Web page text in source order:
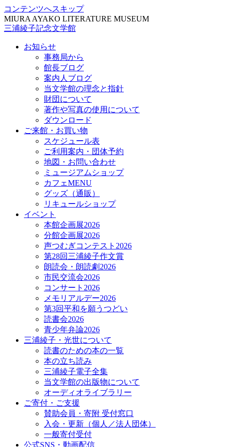
コンテンツへスキップ
MIURA AYAKO LITERATURE MUSEUM
三浦綾子記念文学館
お知らせ
事務局から
館長ブログ
案内人ブログ
当文学館の理念と指針
財団について
著作や写真の使用について
ダウンロード
ご来館・お買い物
スケジュール表
ご利用案内・団体予約
地図・お問い合わせ
ミュージアムショップ
カフェMENU
グッズ（通販）
リキュールショップ
イベント
本館企画展2026
分館企画展2026
声つむぎコンテスト2026
第28回三浦綾子作文賞
朗読会・朗読劇2026
市民交流会2026
コンサート2026
メモリアルデー2026
第3回平和を願うつどい
読書会2026
青少年弁論2026
三浦綾子・光世について
読書のための本の一覧
本の立ち読み
三浦綾子電子全集
当文学館の出版物について
オーディオライブラリー
ご寄付・ご支援
賛助会員・寄附 受付窓口
入会・更新（個人／法人団体）
一般寄付受付
公式SNS・動画配信